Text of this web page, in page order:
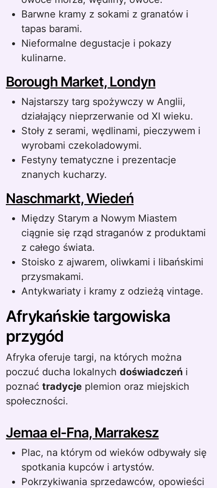
Barwne kramy z sokami z granatów i
tapas barami.
Nieformalne degustacje i pokazy
kulinarne.
Borough Market, Londyn
Najstarszy targ spożywczy w Anglii,
działający nieprzerwanie od XI wieku.
Stoły z serami, wędlinami, pieczywem i
wyrobami czekoladowymi.
Festyny tematyczne i prezentacje
znanych kucharzy.
Naschmarkt, Wiedeń
Między Starym a Nowym Miastem
ciągnie się rząd straganów z produktami
z całego świata.
Stoisko z ajwarem, oliwkami i libańskimi
przysmakami.
Antykwariaty i kramy z odzieżą vintage.
Afrykańskie targowiska
przygód
Afryka oferuje targi, na których można
poczuć ducha lokalnych doświadczeń i
poznać tradycje plemion oraz miejskich
społeczności.
Jemaa el-Fna, Marrakesz
Plac, na którym od wieków odbywały się
spotkania kupców i artystów.
Pokrzykiwania sprzedawców, opowieści